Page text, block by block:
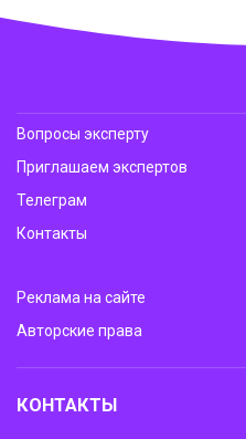
Вопросы эксперту
Приглашаем экспертов
Телеграм
Контакты
Реклама на сайте
Авторские права
КОНТАКТЫ